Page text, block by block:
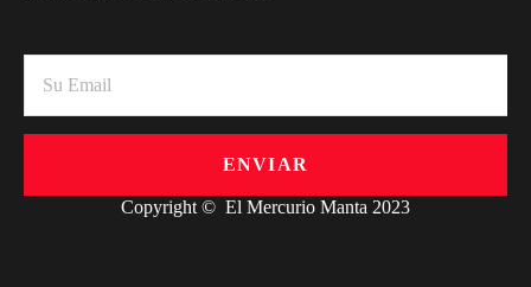
ENVIAR
Copyright © El Mercurio Manta 2023